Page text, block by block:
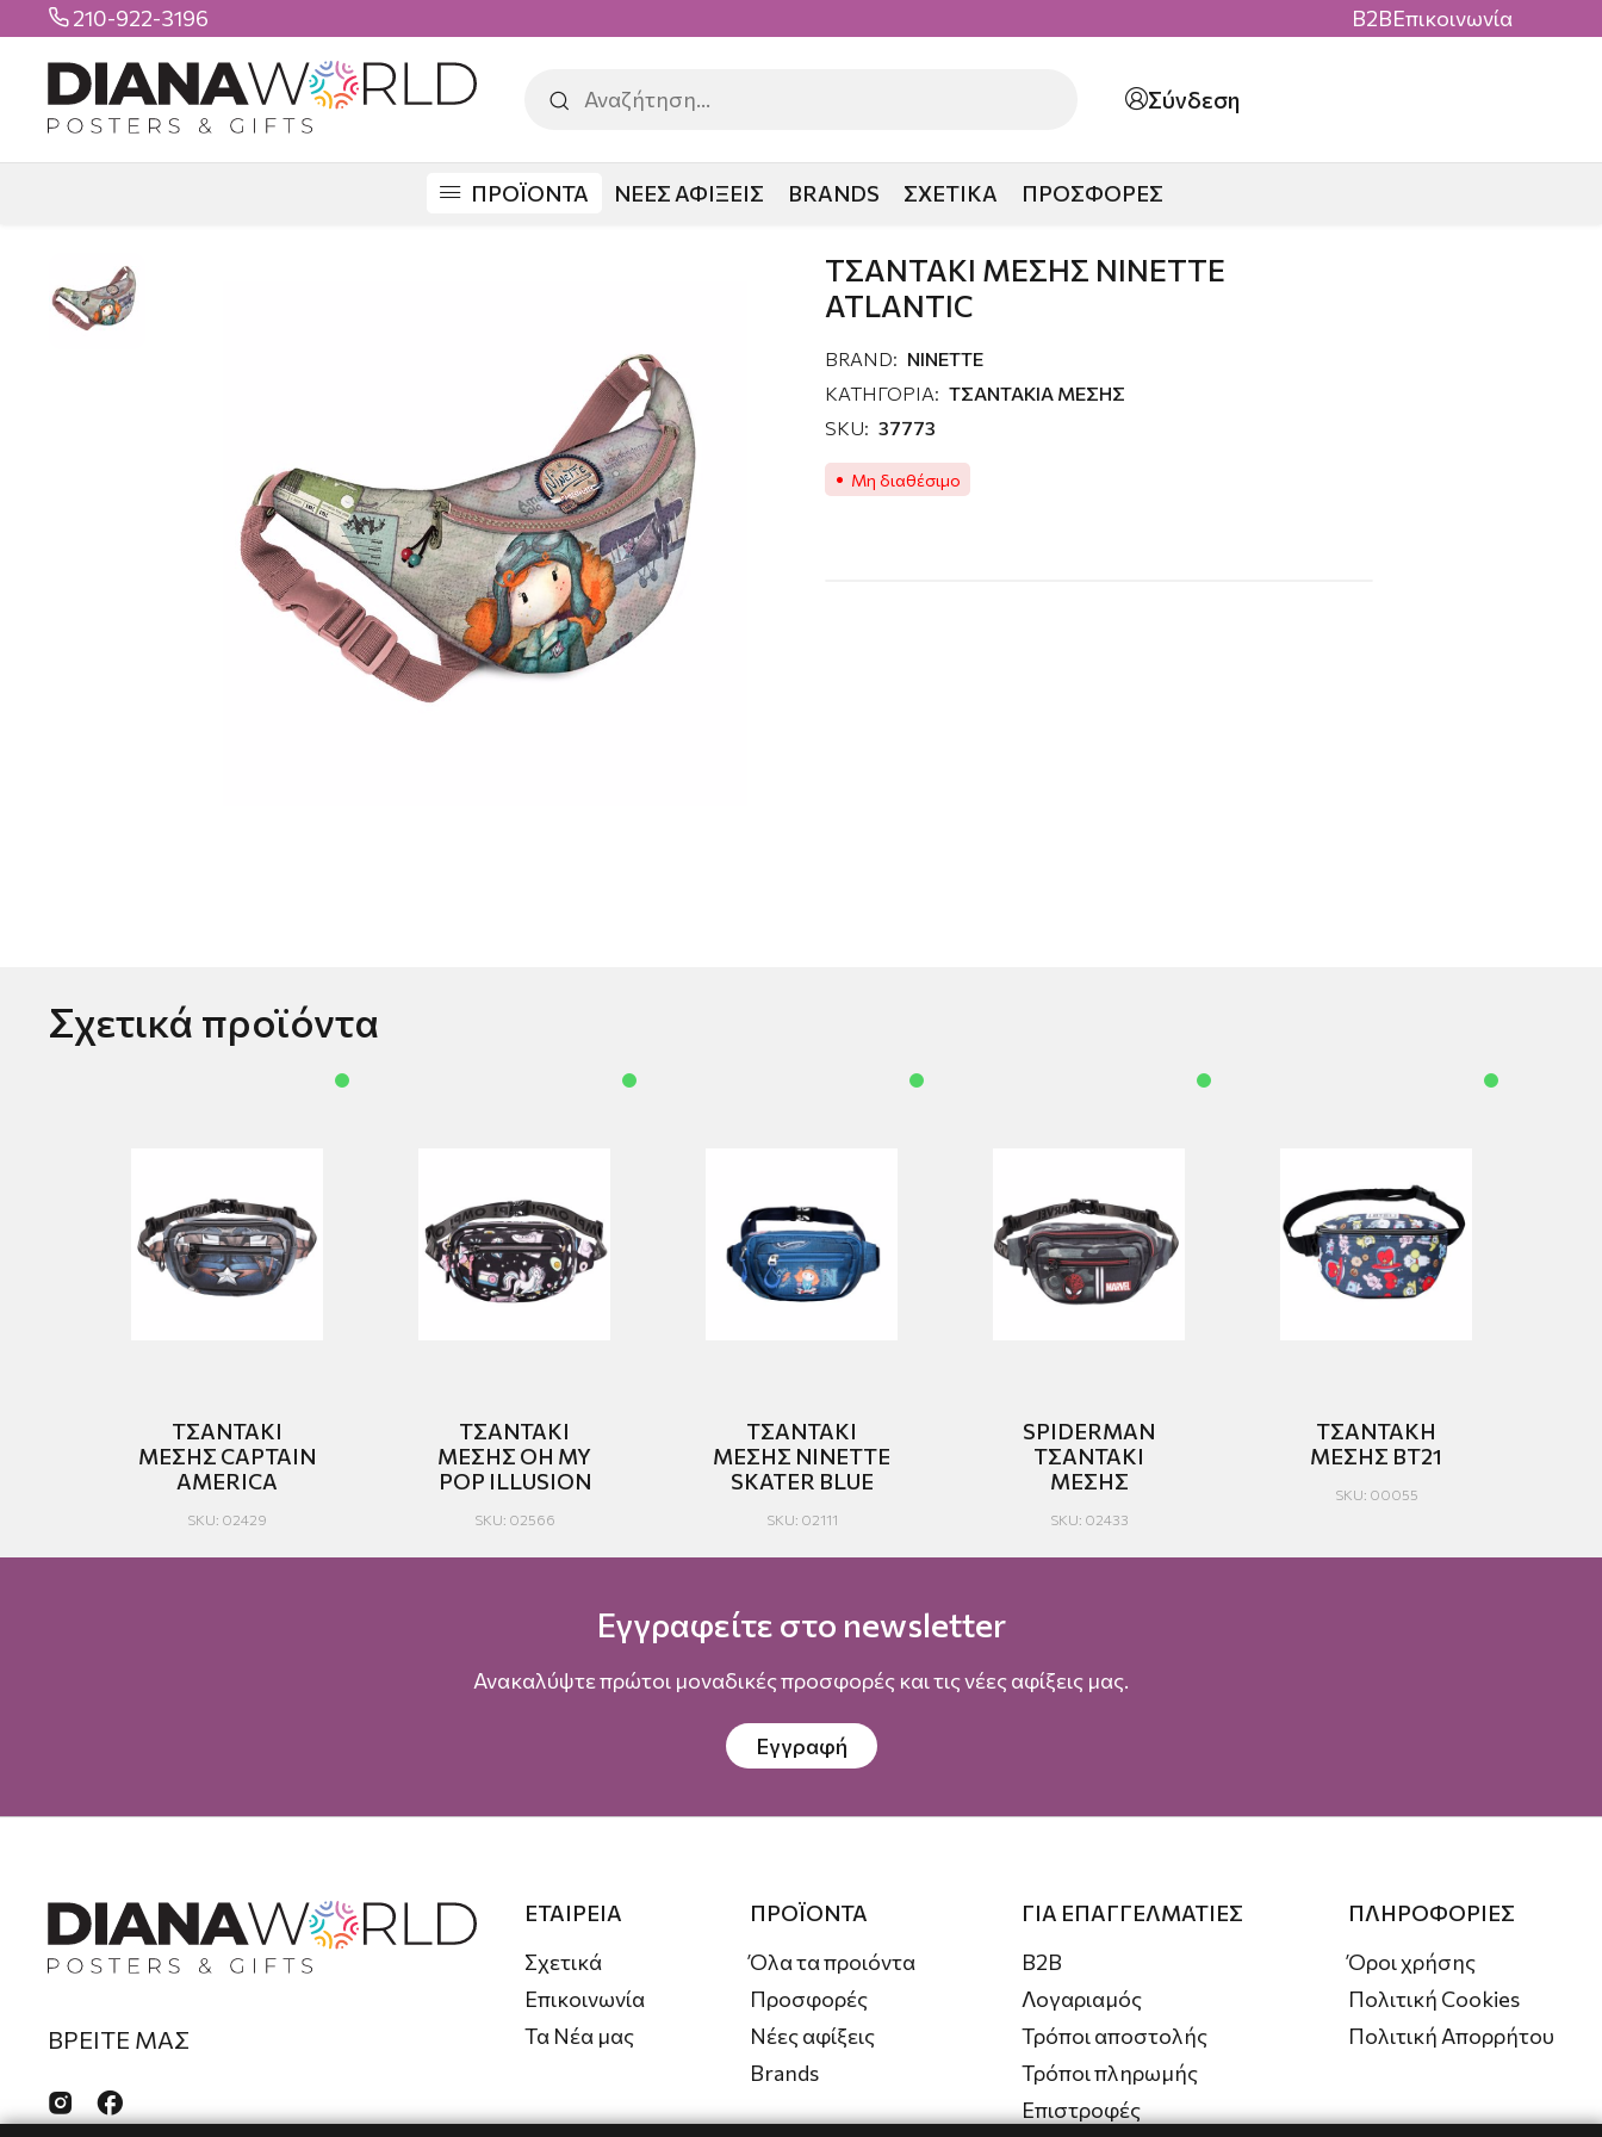
 210-922-3196 B2BΕπικοινωνία
Σύνδεση
ΠΡΟΪΟΝΤΑ ΝΕΕΣ ΑΦΙΞΕΙΣ BRANDS ΣΧΕΤΙΚΑ ΠΡΟΣΦΟΡΕΣ
ΤΣΑΝΤΑΚΙ ΜΕΣΗΣ NINETTE
ATLANTIC
BRAND: NINETTE
ΚΑΤΗΓΟΡΙΑ: ΤΣΑΝΤΑΚΙΑ ΜΕΣΗΣ
SKU: 37773
Μη διαθέσιμο
Σχετικά προϊόντα
ΤΣΑΝΤΑΚΙ
ΜΕΣΗΣ CAPTAIN
AMERICA
SKU: 02429
ΤΣΑΝΤΑΚΙ
ΜΕΣΗΣ OH MY
POP ILLUSION
SKU: 02566
ΤΣΑΝΤΑΚΙ
ΜΕΣΗΣ NINETTE
SKATER BLUE
SKU: 02111
SPIDERMAN
ΤΣΑΝΤΑΚΙ
ΜΕΣΗΣ
SKU: 02433
ΤΣΑΝΤΑΚΗ
ΜΕΣΗΣ BT21
SKU: 00055
Εγγραφείτε στο newsletter
Ανακαλύψτε πρώτοι μοναδικές προσφορές και τις νέες αφίξεις μας.
Εγγραφή
ΒΡΕΙΤΕ ΜΑΣ
 
ΕΤΑΙΡΕΙΑ
Σχετικά
Επικοινωνία
Τα Νέα μας
ΠΡΟΪΟΝΤΑ
Όλα τα προιόντα
Προσφορές
Νέες αφίξεις
Brands
ΓΙΑ ΕΠΑΓΓΕΛΜΑΤΙΕΣ
B2B
Λογαριαμός
Τρόποι αποστολής
Τρόποι πληρωμής
Επιστροφές
ΠΛΗΡΟΦΟΡΙΕΣ
Όροι χρήσης
Πολιτική Cookies
Πολιτική Απορρήτου